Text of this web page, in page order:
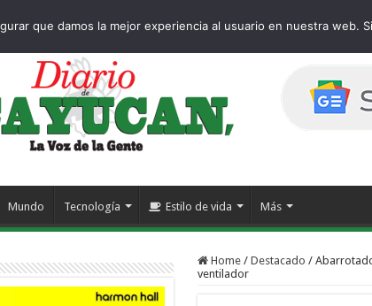
Mundo Tecnología Estilo de vida Más
Home / Destacado /
ventilador
que damos la mejor experiencia al usuario en nuestra